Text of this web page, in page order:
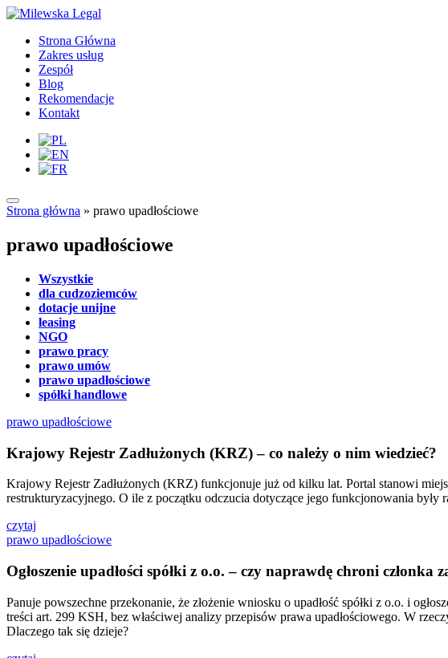
Strona Główna
Zakres usług
Zespół
Blog
Rekomendacje
Kontakt
Strona główna » prawo upadłościowe
prawo upadłościowe
Wszystkie
dla cudzoziemców
dotacje unijne
leasing
NGO
prawo pracy
prawo umów
prawo upadłościowe
spółki handlowe
prawo upadłościowe
Krajowy Rejestr Zadłużonych (KRZ) – co należy o nim wiedzieć?
Krajowy Rejestr Zadłużonych (KRZ) funkcjonuje już od kilku lat. Portal stanowi
restrukturyzacyjnego. O ile z początku odczucia dotyczące jego funkcjonowania były
czytaj
prawo upadłościowe
Ogłoszenie upadłości spółki z o.o. – czy naprawdę chroni członka
Panuje powszechne przekonanie, że złożenie wniosku o upadłość spółki z o.o. i
treści art. 299 KSH, bez właściwej analizy przepisów prawa upadłościowego. W
Dlaczego tak się dzieje?